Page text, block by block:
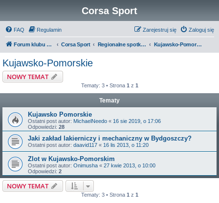
Corsa Sport
FAQ Regulamin Zaloguj się
Zarejestruj się
Forum klubu Corsa Sport Corsa Sport Regionalne spotkania oraz Zloty Kujawsko-Pomorskie
Kujawsko-Pomorskie
NOWY TEMAT
Tematy: 3 • Strona 1 z 1
Tematy
Kujawsko Pomorskie
Ostatni post autor: MichaelNeedo « 16 sie 2019, o 17:06
Odpowiedzi: 28
Jaki zakład lakierniczy i mechaniczny w Bydgoszczy?
Ostatni post autor: daavid117 « 16 lis 2013, o 11:20
Zlot w Kujawsko-Pomorskim
Ostatni post autor: Onimusha « 27 kwie 2013, o 10:00
Odpowiedzi: 2
NOWY TEMAT
Tematy: 3 • Strona 1 z 1